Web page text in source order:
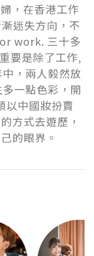
，在香港工作
迷失方向，不
work. 三十多
要是除了工作,
，兩人毅然放
一點色彩，開
以中國妝扮賣
方式去遊歷，
的眼界。